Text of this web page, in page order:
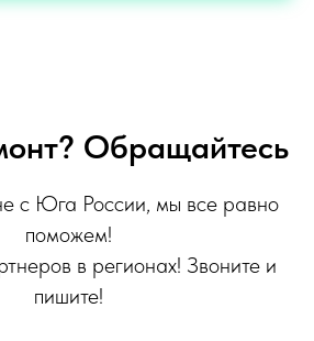
Обращайтесь
с Юга России, мы все равно
поможем!
в регионах! Звоните и
пишите!